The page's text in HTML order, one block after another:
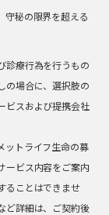
守秘の限界を超える
診療行為を行うもの
の場合に、選択肢の
ビスおよび提携会社
ットライフ生命の募
ービス内容をご案内
ることはできませ
ど詳細は、ご契約後